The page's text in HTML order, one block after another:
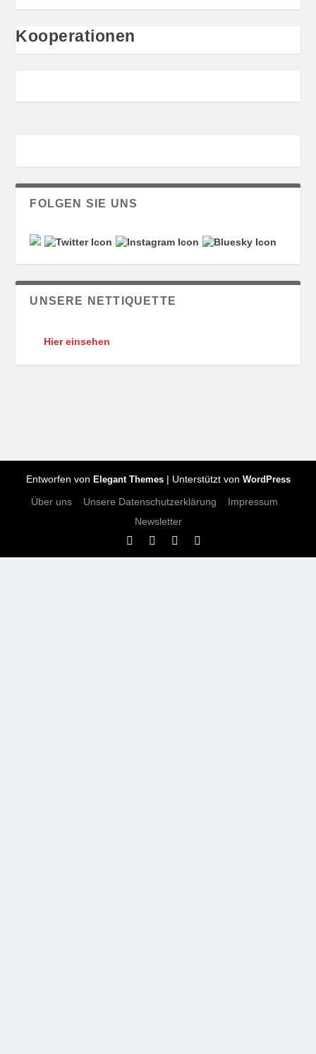
Kooperationen
FOLGEN SIE UNS
UNSERE NETTIQUETTE
Hier einsehen
Entworfen von Elegant Themes| Unterstützt von WordPress
Über uns Unsere Datenschutzerklärung
Impressum
Newsletter